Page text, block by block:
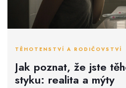
TĚHOTENSTVÍ A RODIČOVSTVÍ
Jak poznat, že jste
styku: realita a mýty